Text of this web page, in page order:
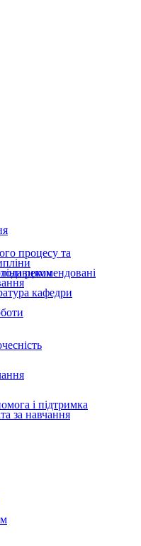
та роботодавцями
кафедри
і підтримка
за навчання